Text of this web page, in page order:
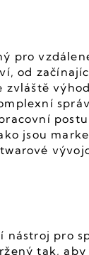
pro
od
zvláště
jsou
nástroj pro
tak, aby